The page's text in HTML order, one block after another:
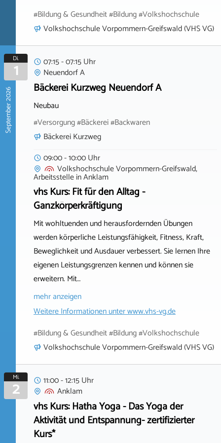
#Bildung & Gesundheit #Bildung #Volkshochschule
Volkshochschule Vorpommern-Greifswald (VHS VG)
September 2026
Di.
1
07:15 - 07:15 Uhr
Neuendorf A
Bäckerei Kurzweg Neuendorf A
Neubau
#Versorgung #Bäckerei #Backwaren
Bäckerei Kurzweg
09:00 - 10:00 Uhr
Volkshochschule Vorpommern-Greifswald,
ArbeitsstelleinAnklam
vhs Kurs: Fit für den Alltag -
Ganzkörperkräftigung
Mit wohltuenden und herausfordernden Übungen
werden körperliche Leistungsfähigkeit, Fitness, Kraft,
Beweglichkeit und Ausdauer verbessert. Sie lernen Ihre
eigenen Leistungsgrenzen kennen und können sie
erweitern. Mit…
mehr anzeigen
Weitere Informationen unterwww.vhs-vg.de
#Bildung & Gesundheit #Bildung #Volkshochschule
Volkshochschule Vorpommern-Greifswald (VHS VG)
Mi.
2
11:00 - 12:15 Uhr
Anklam
vhs Kurs: Hatha Yoga - Das Yoga der
Aktivität und Entspannung- zertifizierter
Kurs*